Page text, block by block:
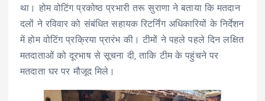
था। होम वोटिंग प्रकोष्ठ प्रभारी तरू सुराणा ने बताया कि मतदान
दलों ने रविवार को संबंधित सहायक रिटर्निंग अधिकारियों के निर्देशन
में होम वोटिंग प्रक्रिया प्रारंभ की। टीमों ने पहले पहले दिन लक्षित
मतदाताओं को दूरभाष से सूचना दी, ताकि टीम के पहुंचने पर
मतदाता घर पर मौजूद मिले।